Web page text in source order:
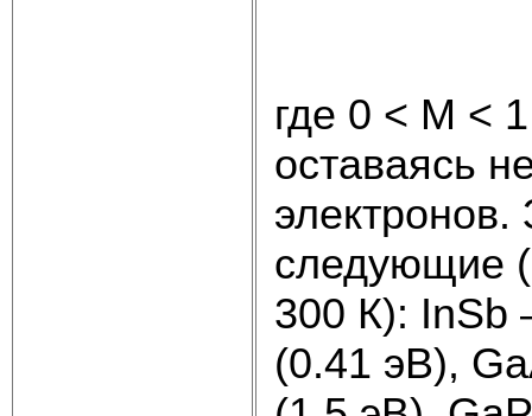
где 0 < M <
оставаясь
следующие
300 К):
(0.41 эВ),